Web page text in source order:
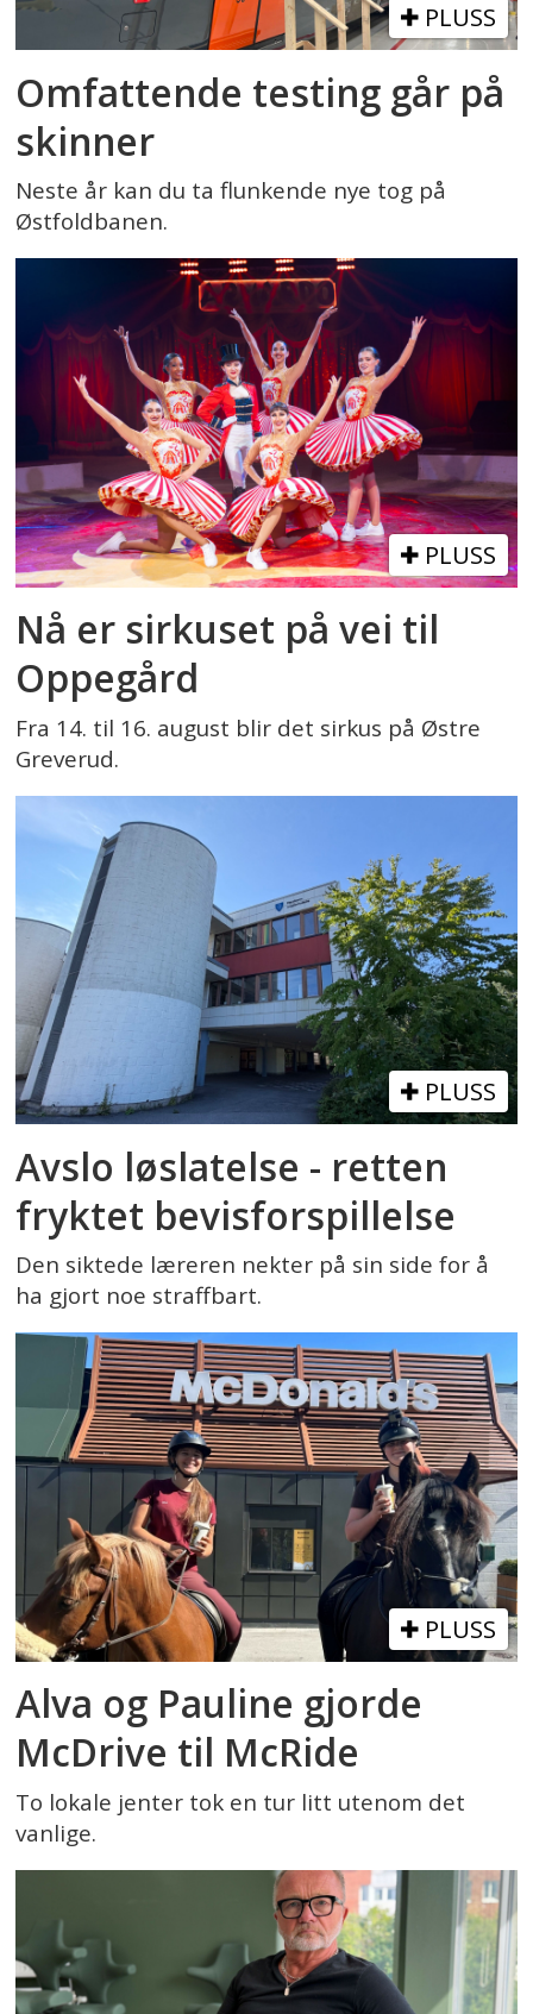
PLUSS
Omfattende testing går på
skinner
Neste år kan du ta flunkende nye tog på
Østfoldbanen.
PLUSS
Nå er sirkuset på vei til
Oppegård
Fra 14. til 16. august blir det sirkus på Østre
Greverud.
PLUSS
Avslo løslatelse - retten
fryktet bevisforspillelse
Den siktede læreren nekter på sin side for å
ha gjort noe straffbart.
PLUSS
Alva og Pauline gjorde
McDrive til McRide
To lokale jenter tok en tur litt utenom det
vanlige.